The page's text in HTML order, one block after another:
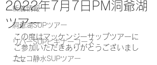
新着情報
洞爺湖SUPツアー
リバーSUPビギナーコース
ニセコ静水SUPツアー
2022年7月7日PM洞爺湖
ツアー
この度はマッケンジーサップツアーに
ご参加いただきありがとうございまし
た。